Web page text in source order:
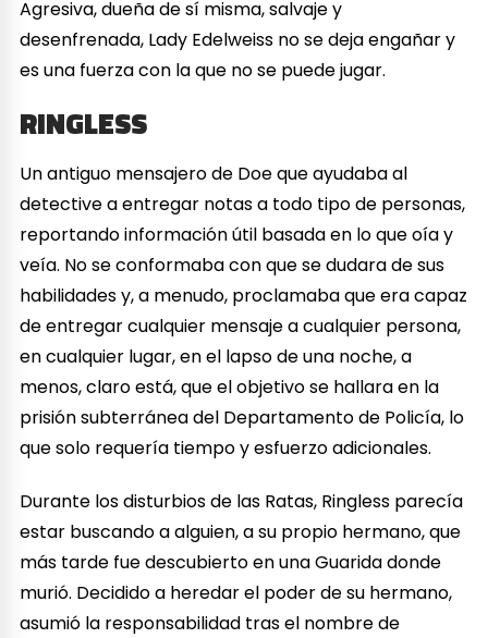
Agresiva, dueña de sí misma, salvaje y
desenfrenada, Lady Edelweiss no se deja engañar y
es una fuerza con la que no se puede jugar.
RINGLESS
Un antiguo mensajero de Doe que ayudaba al
detective a entregar notas a todo tipo de personas,
reportando información útil basada en lo que oía y
veía. No se conformaba con que se dudara de sus
habilidades y, a menudo, proclamaba que era capaz
de entregar cualquier mensaje a cualquier persona,
en cualquier lugar, en el lapso de una noche, a
menos, claro está, que el objetivo se hallara en la
prisión subterránea del Departamento de Policía, lo
que solo requería tiempo y esfuerzo adicionales.
Durante los disturbios de las Ratas, Ringless parecía
estar buscando a alguien, a su propio hermano, que
más tarde fue descubierto en una Guarida donde
murió. Decidido a heredar el poder de su hermano,
asumió la responsabilidad tras el nombre de